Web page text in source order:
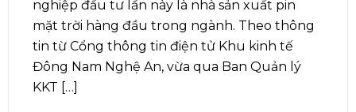
nghiệp đầu tư lần này là nhà sản xuất pin
mặt trời hàng đầu trong ngành. Theo thông
tin từ Cổng thông tin điện tử Khu kinh tế
Đông Nam Nghệ An, vừa qua Ban Quản lý
KKT […]